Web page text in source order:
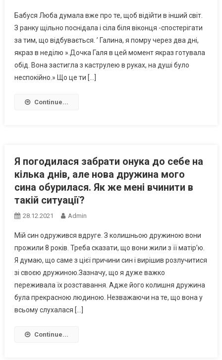
Бабуся Люба думала вже про те, щоб відійти в інший світ.
З ранку щільно поснідала і сіла біля віконця -спостерігати
за тим, що відбувається. ’ Галина, я помру через два дні,
якраз в неділю ».Дочка Галя в цей момент якраз готувала
обід. Вона застигла з каструлею в руках, на душі було
неспокійно.» Що це ти […]
Continue...
Я погодилася забрати онука до себе на
кілька днів, але нова дружина мого
сина обурилася. Як же мені вчинити в
такій ситуації?
28.12.2021 Admin
Мій син одружився вдруге. З колишньою дружиною вони
прожили 8 років. Треба сказати, що вони жили з її матір’ю.
Я думаю, що саме з цієї причини син і вирішив розлучитися
зі своєю дружиною.Зазначу, що я дуже важко
переживала їх розставання. Адже його колишня дружина
була прекрасною людиною. Незважаючи на те, що вона у
всьому слухалася […]
Continue...